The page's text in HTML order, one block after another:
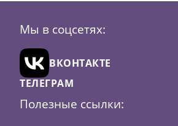
Мы в соцсетях:
ВКОНТАКТЕ
ТЕЛЕГРАМ
Полезные ссылки: